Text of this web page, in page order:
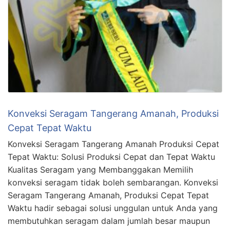
Konveksi Seragam Tangerang Amanah, Produksi
Cepat Tepat Waktu
Konveksi Seragam Tangerang Amanah Produksi Cepat
Tepat Waktu: Solusi Produksi Cepat dan Tepat Waktu
Kualitas Seragam yang Membanggakan Memilih
konveksi seragam tidak boleh sembarangan. Konveksi
Seragam Tangerang Amanah, Produksi Cepat Tepat
Waktu hadir sebagai solusi unggulan untuk Anda yang
membutuhkan seragam dalam jumlah besar maupun